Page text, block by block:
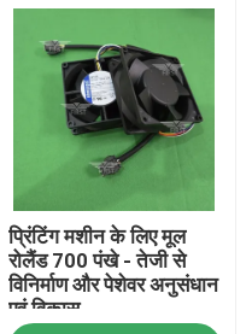
प्रिंटिंग मशीन के लिए मूल
रोलैंड 700 पंखे - तेजी से
विनिर्माण और पेशेवर अनुसंधान
एवं विकास